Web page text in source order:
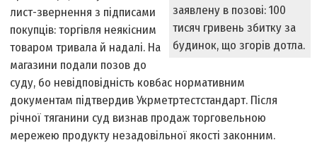
заявлену в позові: 100
тисяч гривень збитку за
будинок, що згорів дотла.
лист-звернення з підписами
покупців: торгівля неякісним
товаром тривала й надалі. На
магазини подали позов до
суду, бо невідповідність ковбас нормативним
документам підтвердив Укрметртестстандарт. Після
річної тяганини суд визнав продаж торговельною
мережею продукту незадовільної якості законним.